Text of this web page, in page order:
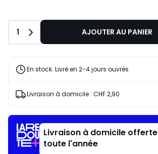
CHF
49,95
de
réduction
Quantité
1 AJOUTER AU PANIER
En stock. Livré en 2-4 jours ouvrés
Livraison à domicile : CHF 2,90
Livraison à domicile offerte
toute l'année